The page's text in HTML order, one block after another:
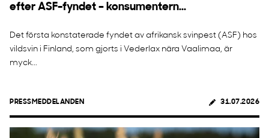
efter ASF-fyndet – konsumentern...
Det första konstaterade fyndet av afrikansk svinpest (ASF) hos
vildsvin i Finland, som gjorts i Vederlax nära Vaalimaa, är
myck...
PRESSMEDDELANDEN 31.07.2026